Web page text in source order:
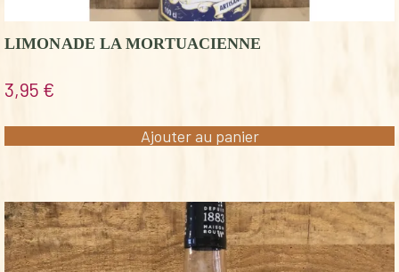
LIMONADE LA MORTUACIENNE
3,95 €
Ajouter au panier